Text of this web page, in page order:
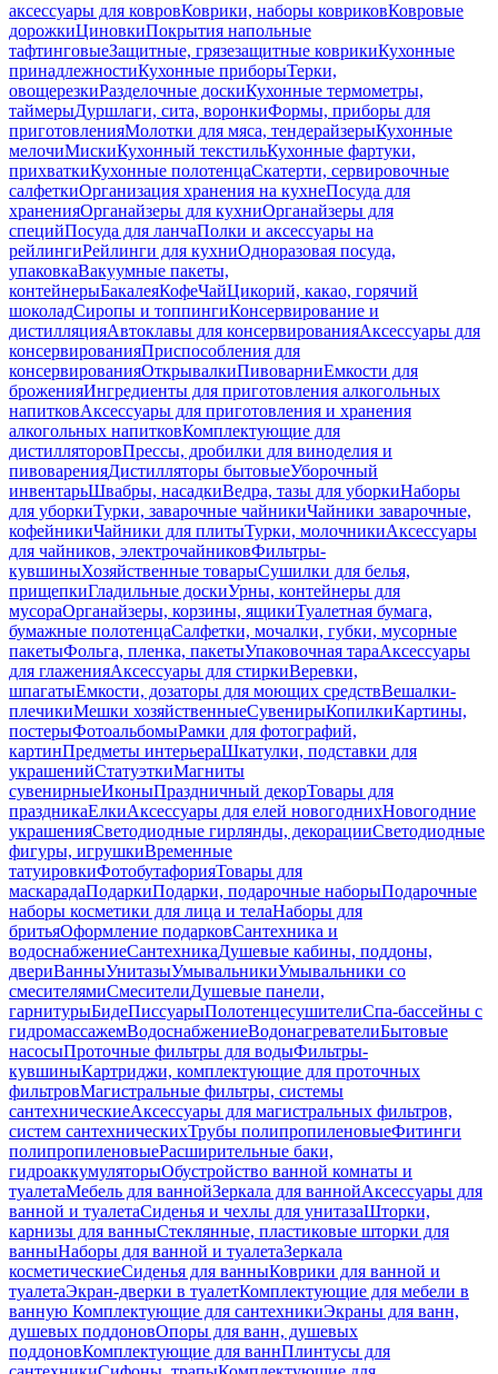
аксессуары для ковровКоврики, наборы ковриковКовровые
дорожкиЦиновкиПокрытия напольные
тафтинговыеЗащитные, грязезащитные коврикиКухонные
принадлежностиКухонные приборыТерки,
овощерезкиРазделочные доскиКухонные термометры,
таймерыДуршлаги, сита, воронкиФормы, приборы для
приготовленияМолотки для мяса, тендерайзерыКухонные
мелочиМискиКухонный текстильКухонные фартуки,
прихваткиКухонные полотенцаСкатерти, сервировочные
салфеткиОрганизация хранения на кухнеПосуда для
храненияОрганайзеры для кухниОрганайзеры для
специйПосуда для ланчаПолки и аксессуары на
рейлингиРейлинги для кухниОдноразовая посуда,
упаковкаВакуумные пакеты,
контейнерыБакалеяКофеЧайЦикорий, какао, горячий
шоколадСиропы и топпингиКонсервирование и
дистилляцияАвтоклавы для консервированияАксессуары для
консервированияПриспособления для
консервированияОткрывалкиПивоварниЕмкости для
броженияИнгредиенты для приготовления алкогольных
напитковАксессуары для приготовления и хранения
алкогольных напитковКомплектующие для
дистилляторовПрессы, дробилки для виноделия и
пивоваренияДистилляторы бытовыеУборочный
инвентарьШвабры, насадкиВедра, тазы для уборкиНаборы
для уборкиТурки, заварочные чайникиЧайники заварочные,
кофейникиЧайники для плитыТурки, молочникиАксессуары
для чайников, электрочайниковФильтры-
кувшиныХозяйственные товарыСушилки для белья,
прищепкиГладильные доскиУрны, контейнеры для
мусораОрганайзеры, корзины, ящикиТуалетная бумага,
бумажные полотенцаСалфетки, мочалки, губки, мусорные
пакетыФольга, пленка, пакетыУпаковочная тараАксессуары
для глаженияАксессуары для стиркиВеревки,
шпагатыЕмкости, дозаторы для моющих средствВешалки-
плечикиМешки хозяйственныеСувенирыКопилкиКартины,
постерыФотоальбомыРамки для фотографий,
картинПредметы интерьераШкатулки, подставки для
украшенийСтатуэткиМагниты
сувенирныеИконыПраздничный декорТовары для
праздникаЕлкиАксессуары для елей новогоднихНовогодние
украшенияСветодиодные гирлянды, декорацииСветодиодные
фигуры, игрушкиВременные
татуировкиФотобутафорияТовары для
маскарадаПодаркиПодарки, подарочные наборыПодарочные
наборы косметики для лица и телаНаборы для
бритьяОформление подарковСантехника и
водоснабжениеСантехникаДушевые кабины, поддоны,
двериВанныУнитазыУмывальникиУмывальники со
смесителямиСмесителиДушевые панели,
гарнитурыБидеПиссуарыПолотенцесушителиСпа-бассейны с
гидромассажемВодоснабжениеВодонагревателиБытовые
насосыПроточные фильтры для водыФильтры-
кувшиныКартриджи, комплектующие для проточных
фильтровМагистральные фильтры, системы
сантехническиеАксессуары для магистральных фильтров,
систем сантехническихТрубы полипропиленовыеФитинги
полипропиленовыеРасширительные баки,
гидроаккумуляторыОбустройство ванной комнаты и
туалетаМебель для ваннойЗеркала для ваннойАксессуары для
ванной и туалетаСиденья и чехлы для унитазаШторки,
карнизы для ванныСтеклянные, пластиковые шторки для
ванныНаборы для ванной и туалетаЗеркала
косметическиеСиденья для ванныКоврики для ванной и
туалетаЭкран-дверки в туалетКомплектующие для мебели в
ванную Комплектующие для сантехникиЭкраны для ванн,
душевых поддоновОпоры для ванн, душевых
поддоновКомплектующие для ваннПлинтусы для